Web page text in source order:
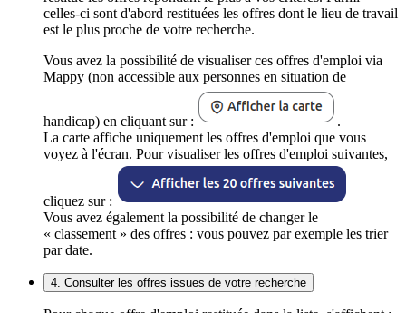
celles-ci sont d'abord restituées les offres dont le lieu de travail
est le plus proche de votre recherche.
Vous avez la possibilité de visualiser ces offres d'emploi via
Mappy (non accessible aux personnes en situation de
handicap) en cliquant sur :
.
La carte affiche uniquement les offres d'emploi que vous
voyez à l'écran. Pour visualiser les offres d'emploi suivantes,
cliquez sur :
Vous avez également la possibilité de changer le
« classement » des offres : vous pouvez par exemple les trier
par date.
4. Consulter les offres issues de votre recherche